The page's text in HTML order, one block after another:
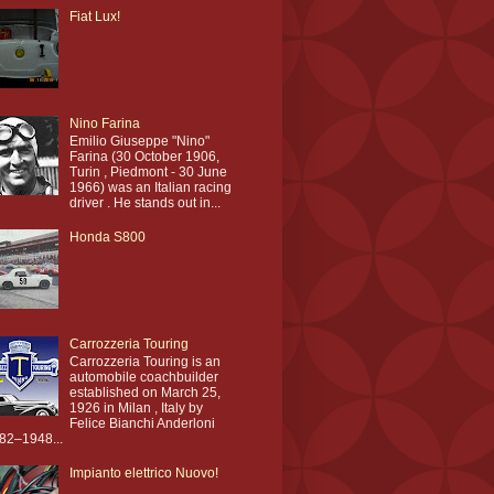
Fiat Lux!
Nino Farina
Emilio Giuseppe "Nino"
Farina (30 October 1906,
Turin , Piedmont - 30 June
1966) was an Italian racing
driver . He stands out in...
Honda S800
Carrozzeria Touring
Carrozzeria Touring is an
automobile coachbuilder
established on March 25,
1926 in Milan , Italy by
Felice Bianchi Anderloni
Impianto elettrico Nuovo!